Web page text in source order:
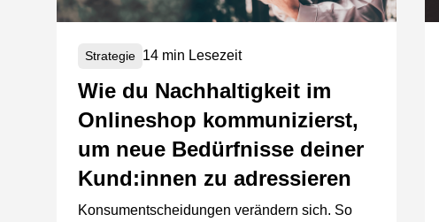
Strategie 14 min Lesezeit
Wie du Nachhaltigkeit im
Onlineshop kommunizierst,
um neue Bedürfnisse deiner
Kund:innen zu adressieren
Konsumentscheidungen verändern sich. So